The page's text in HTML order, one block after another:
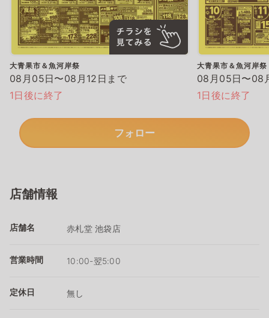
大青果市＆魚河岸祭
08月05日〜08月12日まで
1日後に終了
大青果市＆魚河岸祭
08月05日〜08
1日後に終了
フォロー
店舗情報
店舗名 赤札堂 池袋店
営業時間 10:00-翌5:00
定休日 無し